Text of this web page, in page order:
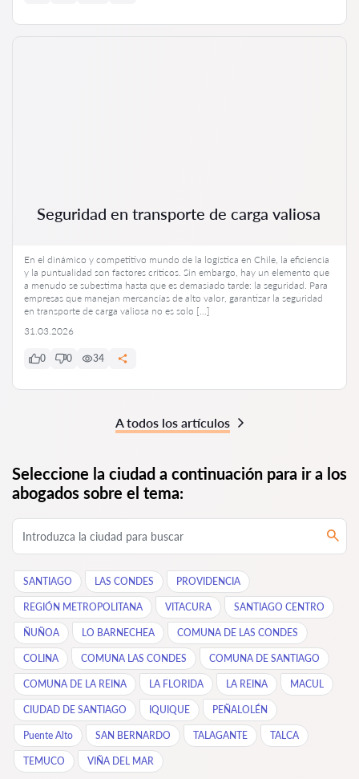
Seguridad en transporte de carga valiosa
En el dinámico y competitivo mundo de la logística en Chile, la eficiencia
y la puntualidad son factores críticos. Sin embargo, hay un elemento que
a menudo se subestima hasta que es demasiado tarde: la seguridad. Para
empresas que manejan mercancías de alto valor, garantizar la seguridad
en transporte de carga valiosa no es solo […]
31.03.2026
0 0 34
A todos los artículos
Seleccione la ciudad a continuación para ir a los
abogados sobre el tema:
SANTIAGO LAS CONDES PROVIDENCIA
REGIÓN METROPOLITANA VITACURA SANTIAGO CENTRO
ÑUÑOA LO BARNECHEA COMUNA DE LAS CONDES
COLINA COMUNA LAS CONDES COMUNA DE SANTIAGO
COMUNA DE LA REINA LA FLORIDA LA REINA MACUL
CIUDAD DE SANTIAGO IQUIQUE PEÑALOLÉN
Puente Alto SAN BERNARDO TALAGANTE TALCA
TEMUCO VIÑA DEL MAR